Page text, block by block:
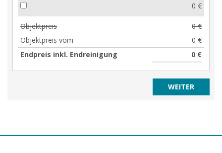
0 €
Objektpreis
0 €
Objektpreis vom
0 €
Endpreis inkl. Endreinigung
0 €